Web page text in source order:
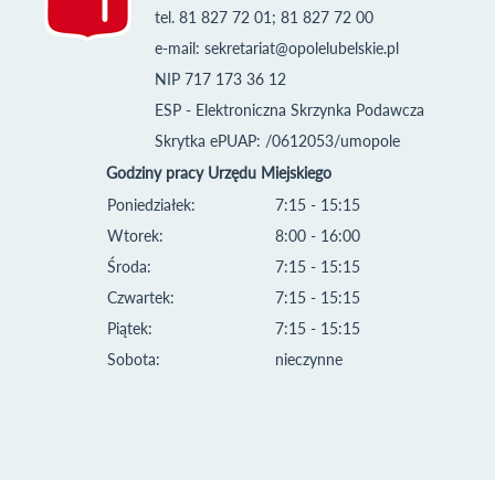
tel. 81 827 72 01; 81 827 72 00
e-mail: sekretariat@opolelubelskie.pl
NIP 717 173 36 12
ESP - Elektroniczna Skrzynka Podawcza
Skrytka ePUAP: /0612053/umopole
Godziny pracy Urzędu Miejskiego
Poniedziałek:
Wtorek:
Środa:
Czwartek:
Piątek:
Sobota:
7:15 - 15:15
8:00 - 16:00
7:15 - 15:15
7:15 - 15:15
7:15 - 15:15
nieczynne